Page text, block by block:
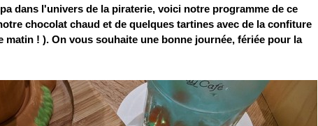
dans l'univers de la piraterie, voici notre programme de ce
chocolat chaud et de quelques tartines avec de la confiture
matin ! ). On vous souhaite une bonne journée, fériée pour la